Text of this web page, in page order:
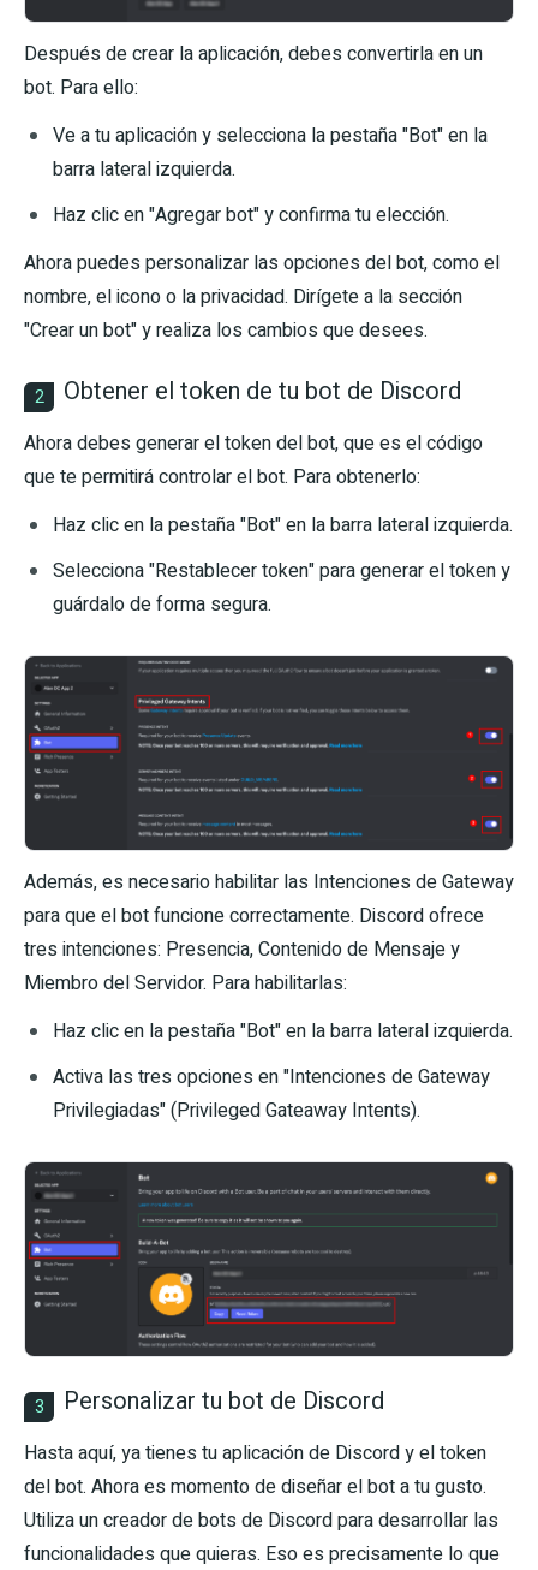
Después de crear la aplicación, debes convertirla en un
bot. Para ello:
Ve a tu aplicación y selecciona la pestaña "Bot" en la
barra lateral izquierda.
Haz clic en "Agregar bot" y confirma tu elección.
Ahora puedes personalizar las opciones del bot, como el
nombre, el icono o la privacidad. Dirígete a la sección
"Crear un bot" y realiza los cambios que desees.
2 Obtener el token de tu bot de Discord
Ahora debes generar el token del bot, que es el código
que te permitirá controlar el bot. Para obtenerlo:
Haz clic en la pestaña "Bot" en la barra lateral izquierda.
Selecciona "Restablecer token" para generar el token y
guárdalo de forma segura.
Además, es necesario habilitar las Intenciones de Gateway
para que el bot funcione correctamente. Discord ofrece
tres intenciones: Presencia, Contenido de Mensaje y
Miembro del Servidor. Para habilitarlas:
Haz clic en la pestaña "Bot" en la barra lateral izquierda.
Activa las tres opciones en "Intenciones de Gateway
Privilegiadas" (Privileged Gateaway Intents).
3 Personalizar tu bot de Discord
Hasta aquí, ya tienes tu aplicación de Discord y el token
del bot. Ahora es momento de diseñar el bot a tu gusto.
Utiliza un creador de bots de Discord para desarrollar las
funcionalidades que quieras. Eso es precisamente lo que